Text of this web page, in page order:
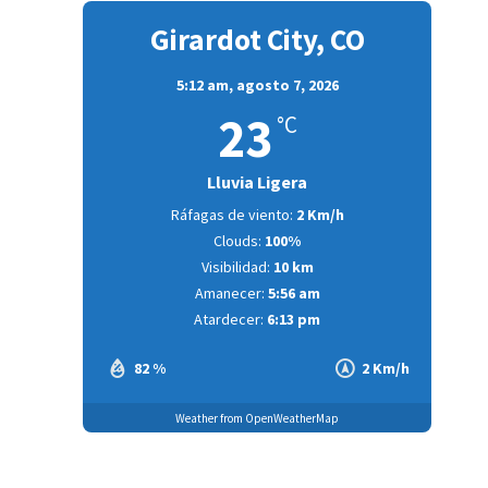
Girardot City, CO
5:12 am, agosto 7, 2026
23 °C
Lluvia Ligera
82 % 2 Km/h
Ráfagas de viento: 2 Km/h
Clouds: 100%
Visibilidad: 10 km
Amanecer: 5:56 am
Atardecer: 6:13 pm
Weather from OpenWeatherMap